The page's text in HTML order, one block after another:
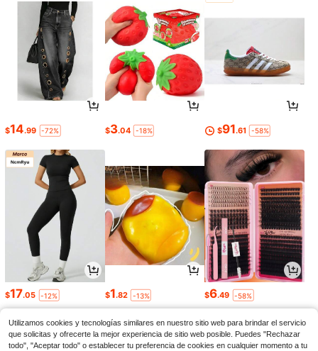
$14.99 -72% $3.04 -18% $91.61 -58%
$17.05 -12% $1.82 -13% $6.49 -58%
Utilizamos cookies y tecnologías similares en nuestro sitio web para brindar el servicio
que solicitas y ofrecerte la mejor experiencia de sitio web posible. Puedes "Rechazar
todo", "Aceptar todo" o establecer tu preferencia de cookies en cualquier momento a tu